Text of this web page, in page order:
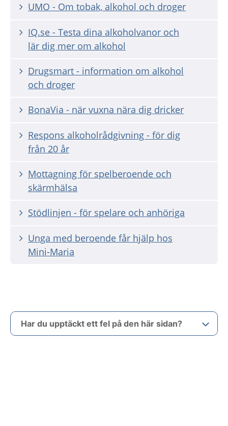
UMO - Om tobak, alkohol och droger
IQ.se - Testa dina alkoholvanor och
lär dig mer om alkohol
Drugsmart - information om alkohol
och droger
BonaVia - när vuxna nära dig dricker
Respons alkoholrådgivning - för dig
från 20 år
Mottagning för spelberoende och
skärmhälsa
Stödlinjen - för spelare och anhöriga
Unga med beroende får hjälp hos
Mini-Maria
Har du upptäckt ett fel på den här sidan?